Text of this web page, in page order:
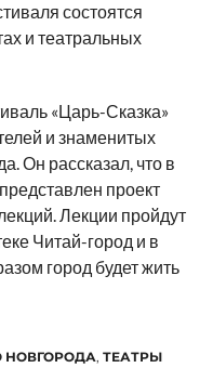
состоятся
и театральных
«Царь-Сказка»
и знаменитых
Он рассказал, что в
проект
Лекции пройдут
Читай-город и в
город будет жить
НОВГОРОДА, ТЕАТРЫ